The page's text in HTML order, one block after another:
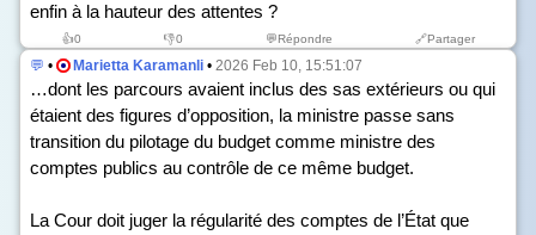
enfin à la hauteur des attentes ?
👍0 👎0 💬Répondre 🔗Partager
💬 • Marietta Karamanli • 2026 Feb 10, 15:51:07
…dont les parcours avaient inclus des sas extérieurs ou qui
étaient des figures d’opposition, la ministre passe sans
transition du pilotage du budget comme ministre des
comptes publics au contrôle de ce même budget.
La Cour doit juger la régularité des comptes de l’État que